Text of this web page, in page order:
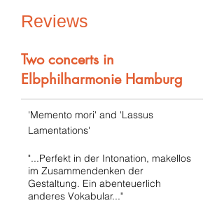
Reviews
Two concerts in
Elbphilharmonie Hamburg
'Memento mori' and 'Lassus
Lamentations'
"...Perfekt in der Intonation, makellos
im Zusammendenken der
Gestaltung. Ein abenteuerlich
anderes Vokabular..."